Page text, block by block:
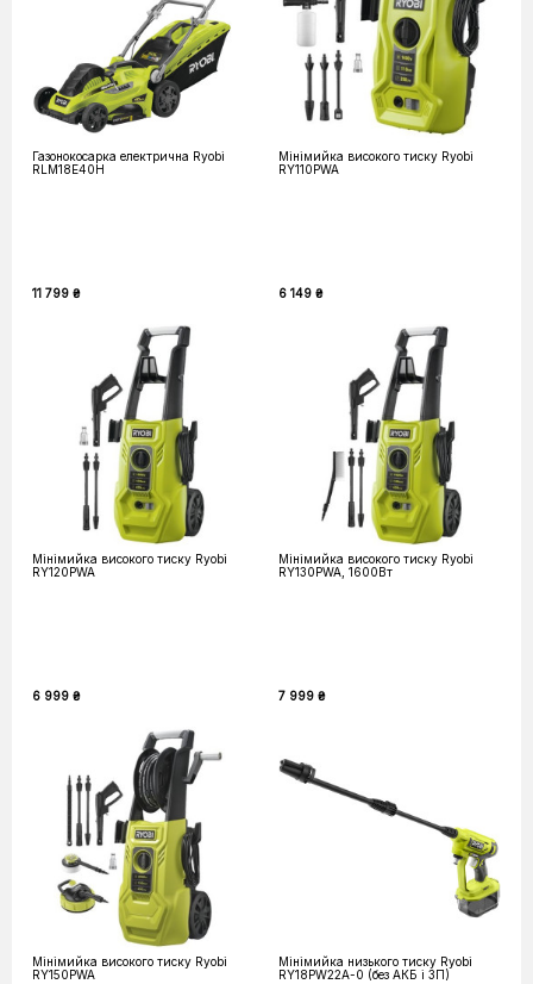
Газонокосарка електрична Ryobi
RLM18E40H
11 799 ₴
Мінімийка високого тиску Ryobi
RY110PWA
6 149 ₴
Мінімийка високого тиску Ryobi
RY120PWA
6 999 ₴
Мінімийка високого тиску Ryobi
RY130PWA, 1600Вт
7 999 ₴
Мінімийка високого тиску Ryobi
RY150PWA
Мінімийка низького тиску Ryobi
RY18PW22A-0 (без АКБ і ЗП)